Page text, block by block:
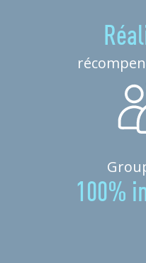
100%